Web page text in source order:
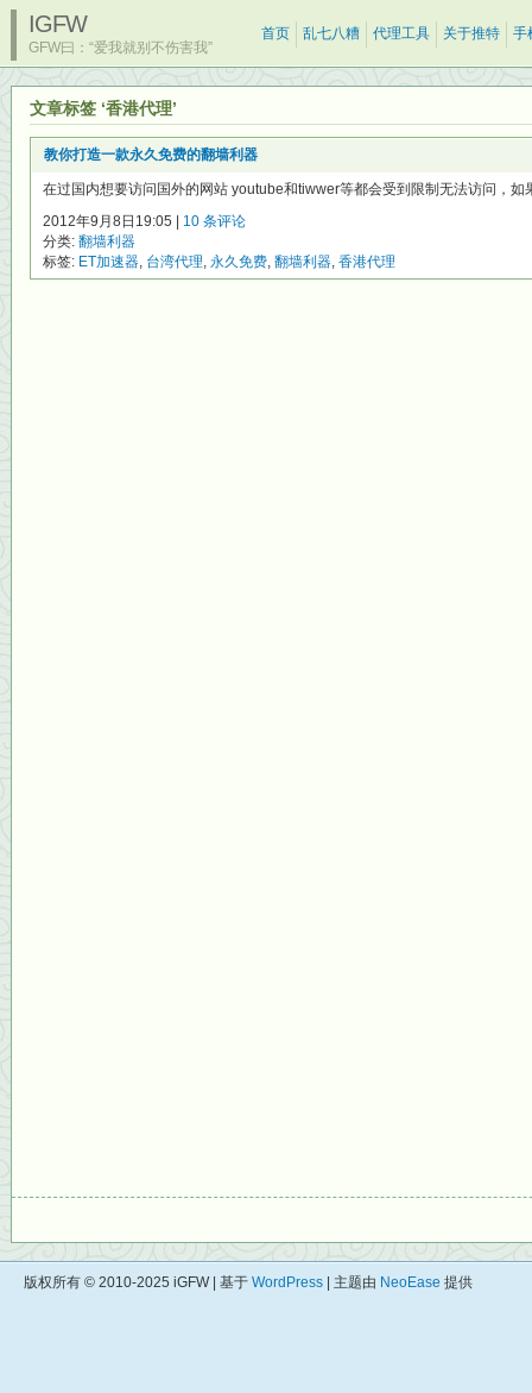
IGFW
GFW曰：“爱我就别不伤害我”
首页 乱七八糟 代理工具 关于推特 手
文章标签 ‘香港代理’
教你打造一款永久免费的翻墙利器
在过国内想要访问国外的网站 youtube和tiwwer等都会受到限制无法访问，
2012年9月8日19:05 | 10 条评论
分类: 翻墙利器
标签: ET加速器, 台湾代理, 永久免费, 翻墙利器, 香港代理
版权所有 © 2010-2025 iGFW | 基于 WordPress | 主题由 NeoEase 提供